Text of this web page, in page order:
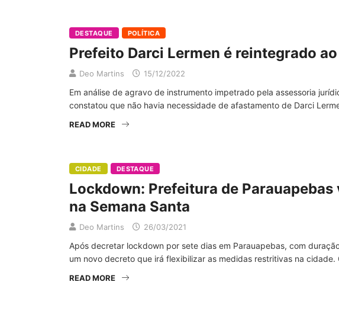
DESTAQUE POLÍTICA
Prefeito Darci Lermen é reintegrado
Deo Martins 15/12/2022
Em análise de agravo de instrumento impetrado pela assessoria
constatou que não havia necessidade de afastamento de Darci
READ MORE
CIDADE DESTAQUE
Lockdown: Prefeitura de
na Semana Santa
Deo Martins 26/03/2021
Após decretar lockdown por sete dias em Parauapebas, com
um novo decreto que irá flexibilizar as medidas restritivas na cidade.
READ MORE